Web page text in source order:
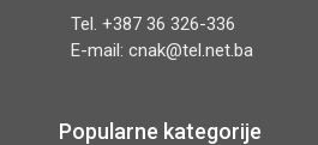
Tel. +387 36 326-336
E-mail: cnak@tel.net.ba
Popularne kategorije